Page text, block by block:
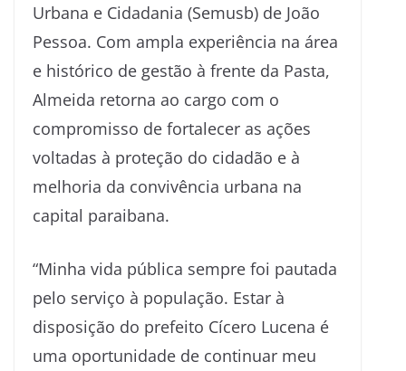
Urbana e Cidadania (Semusb) de João
Pessoa. Com ampla experiência na área
e histórico de gestão à frente da Pasta,
Almeida retorna ao cargo com o
compromisso de fortalecer as ações
voltadas à proteção do cidadão e à
melhoria da convivência urbana na
capital paraibana.
“Minha vida pública sempre foi pautada
pelo serviço à população. Estar à
disposição do prefeito Cícero Lucena é
uma oportunidade de continuar meu